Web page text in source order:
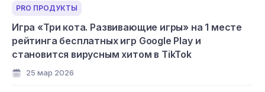
PRO ПРОДУКТЫ
Игра «Три кота. Развивающие игры» на 1 месте
рейтинга бесплатных игр Google Play и
становится вирусным хитом в TikTok
25 мар 2026